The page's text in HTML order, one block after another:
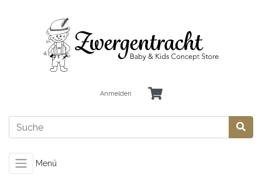
Anmelden
Menü